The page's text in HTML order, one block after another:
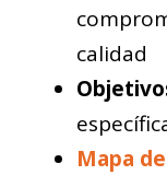
calidad
Mapa